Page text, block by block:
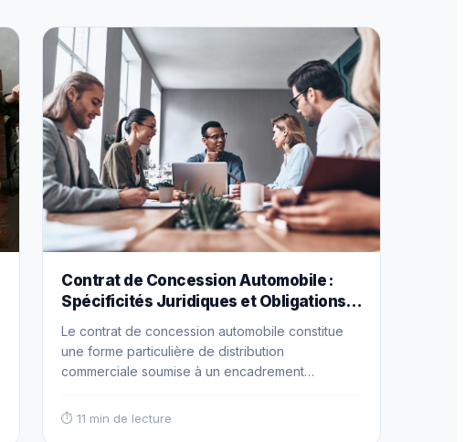
Contrat de Concession Automobile :
Spécificités Juridiques et Obligations
Réglementaires
Le contrat de concession automobile constitue
une forme particulière de distribution
commerciale soumise à un encadrement
contraignant que les contrats distributifs de droit
⏱ 11 min de lecture